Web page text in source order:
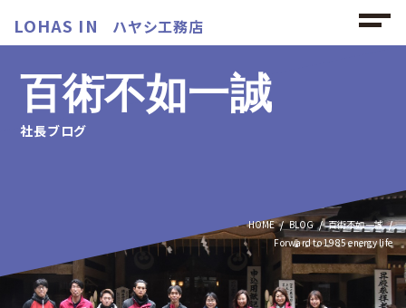
LOHAS IN ハヤシ工務店
百術不如一誠
社長ブログ
HOME BLOG
百術不如一誠
Forward to 1985 energy life